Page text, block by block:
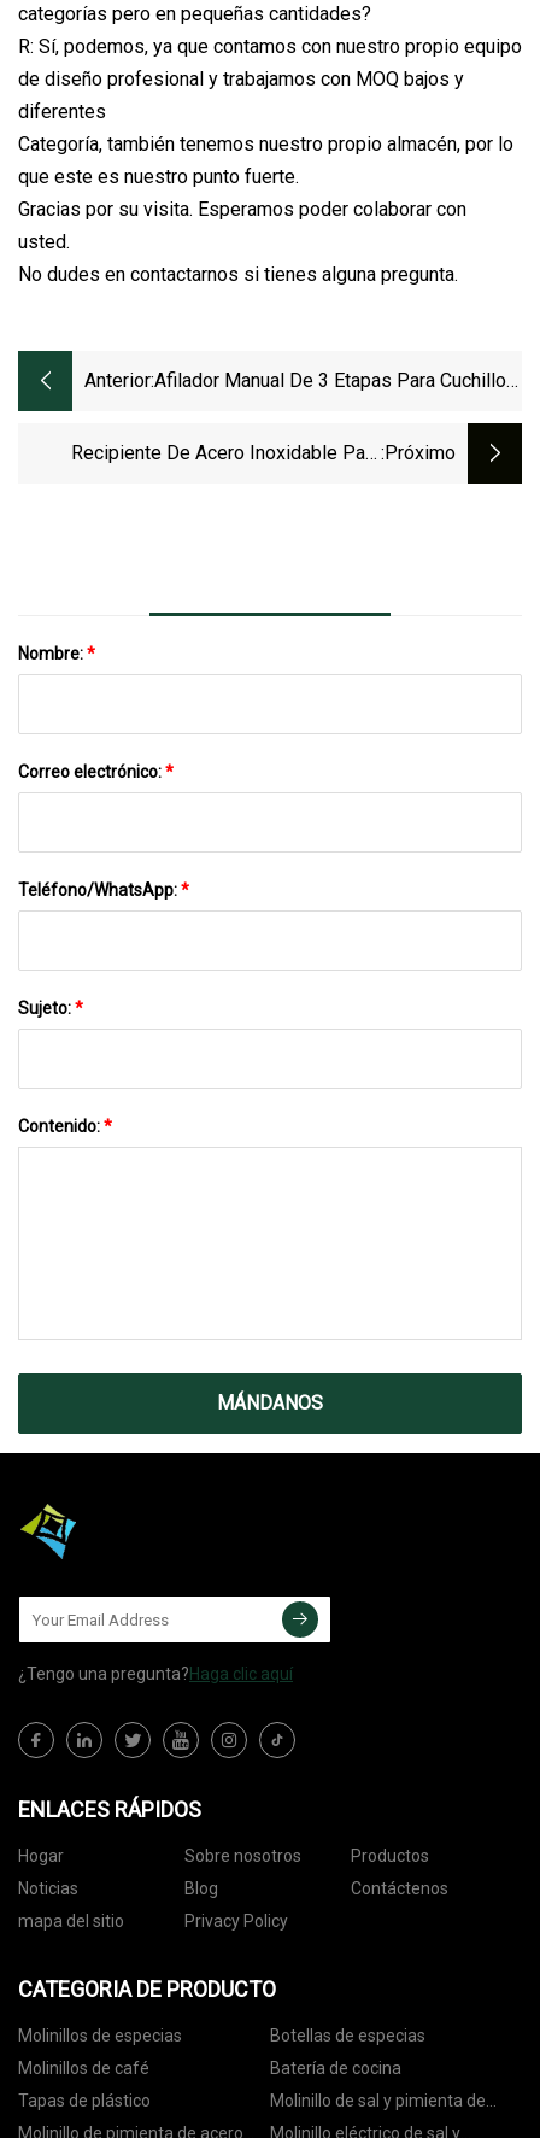
categorías pero en pequeñas cantidades?
R: Sí, podemos, ya que contamos con nuestro propio equipo
de diseño profesional y trabajamos con MOQ bajos y
diferentes
Categoría, también tenemos nuestro propio almacén, por lo
que este es nuestro punto fuerte.
Gracias por su visita. Esperamos poder colaborar con
usted.
No dudes en contactarnos si tienes alguna pregunta.
Anterior:Afilador Manual De 3 Etapas Para Cuchillos
Recipiente De Acero Inoxidable Para :próximo
Nombre:*
Correo electrónico:*
Teléfono/WhatsApp:*
Sujeto:*
Contenido:*
MÁNDANOS
¿Tengo una pregunta?Haga clic aquí
ENLACES RÁPIDOS
Hogar Sobre nosotros
Productos
Noticias
Blog
Contáctenos
mapa del sitio
Privacy Policy
CATEGORIA DE PRODUCTO
Molinillos de especias
Botellas de especias
Molinillos de café
Batería de cocina
Tapas de plástico
Molinillo de sal y pimienta de
cerámica
Molinillo de pimienta de acero Molinillo eléctrico de sal y